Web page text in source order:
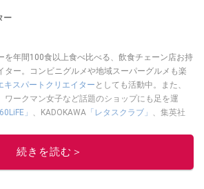
ー
を年間100食以上食べ比べる、飲食チェーン店お持
ター。コンビニグルメや地域スーパーグルメも楽
キスパートクリエイター としても活動中。また、
ワークマン女子など話題のショップにも足を運
」 、KADOKAWA 「レタスクラブ」 、集英社
して出演実績あり。
続きを読む＞